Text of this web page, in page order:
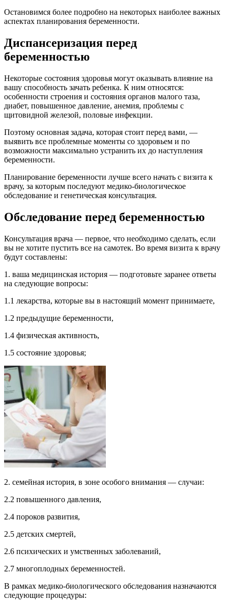
Остановимся более подробно на некоторых наиболее важных
аспектах планирования беременности.
Диспансеризация перед
беременностью
Некоторые состояния здоровья могут оказывать влияние на
вашу способность зачать ребенка. К ним относятся:
особенности строения и состояния органов малого таза,
диабет, повышенное давление, анемия, проблемы с
щитовидной железой, половые инфекции.
Поэтому основная задача, которая стоит перед вами, —
выявить все проблемные моменты со здоровьем и по
возможности максимально устранить их до наступления
беременности.
Планирование беременности лучше всего начать с визита к
врачу, за которым последуют медико-биологическое
обследование и генетическая консультация.
Обследование перед беременностью
Консультация врача — первое, что необходимо сделать, если
вы не хотите пустить все на самотек. Во время визита к врачу
будут составлены:
1. ваша медицинская история — подготовьте заранее ответы
на следующие вопросы:
1.1 лекарства, которые вы в настоящий момент принимаете,
1.2 предыдущие беременности,
1.4 физическая активность,
1.5 состояние здоровья;
2. семейная история, в зоне особого внимания — случаи:
2.2 повышенного давления,
2.4 пороков развития,
2.5 детских смертей,
2.6 психических и умственных заболеваний,
2.7 многоплодных беременностей.
В рамках медико-биологического обследования назначаются
следующие процедуры: